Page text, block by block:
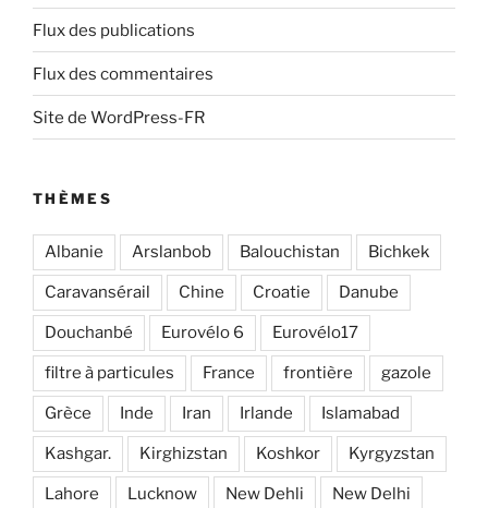
Flux des publications
Flux des commentaires
Site de WordPress-FR
THÈMES
Albanie Arslanbob Balouchistan Bichkek
Caravansérail Chine Croatie Danube
Douchanbé Eurovélo 6 Eurovélo17
filtre à particules France frontière gazole
Grèce Inde Iran Irlande Islamabad
Kashgar. Kirghizstan Koshkor Kyrgyzstan
Lahore Lucknow New Dehli New Delhi